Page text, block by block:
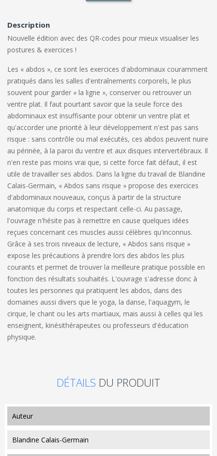
Description
Nouvelle édition avec des QR-codes pour mieux visualiser les
postures & exercices !
Les « abdos », ce sont les exercices d'abdominaux couramment
pratiqués dans les salles d'entraînements corporels, le plus
souvent pour garder « la ligne », conserver ou retrouver un
ventre plat. Il faut pourtant savoir que la seule force des
abdominaux est insuffisante pour obtenir un ventre plat et
qu'accorder une priorité à leur développement n'est pas sans
risque : sans contrôle ou mal exécutés, ces abdos peuvent nuire
au périnée, à la paroi du ventre et aux disques intervertébraux. Il
n'en reste pas moins vrai que, si cette force fait défaut, il est
utile de travailler ses abdos. Dans la ligne du travail de Blandine
Calais-Germain, « Abdos sans risque » propose des exercices
d'abdominaux nouveaux, conçus à partir de la structure
anatomique du corps et respectant celle-ci. Au passage,
l'ouvrage n'hésite pas à remettre en cause quelques idées
reçues concernant ces muscles aussi célèbres qu'inconnus.
Grâce à ses trois niveaux de lecture, « Abdos sans risque »
expose les précautions à prendre lors des abdos les plus
courants et permet de trouver la meilleure pratique possible en
fonction des résultats souhaités. L'ouvrage s'adresse donc à
toutes les personnes qui pratiquent les abdos, dans des
domaines aussi divers que le yoga, la danse, l'aquagym, le
cirque, le chant ou les arts martiaux, mais aussi à celles qui les
enseignent, kinésithérapeutes ou professeurs d'éducation
physique.
DÉTAILS DU PRODUIT
auteur
Blandine Calais-Germain